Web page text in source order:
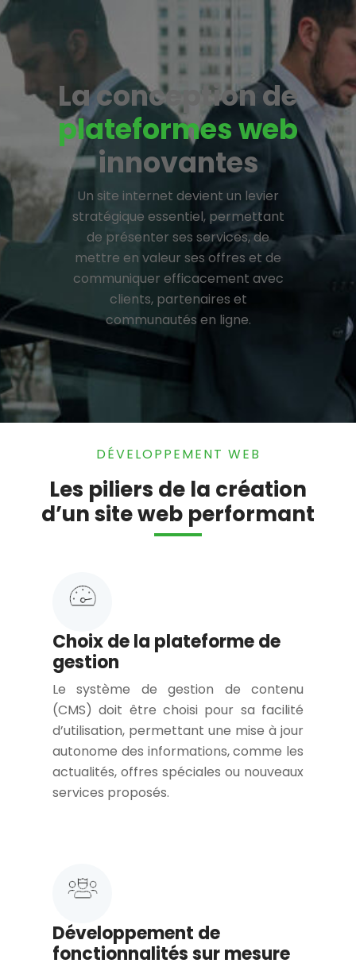
La conception de
plateformes web
innovantes
Un site internet devient un levier
stratégique essentiel, permettant
de présenter ses services, de
mettre en valeur ses offres et de
communiquer efficacement avec
clients, partenaires et
communautés en ligne.
DÉVELOPPEMENT WEB
Les piliers de la création
d’un site web performant
Choix de la plateforme de
gestion
Le système de gestion de contenu
(CMS) doit être choisi pour sa facilité
d’utilisation, permettant une mise à jour
autonome des informations, comme les
actualités, offres spéciales ou nouveaux
services proposés.
Développement de
fonctionnalités sur mesure